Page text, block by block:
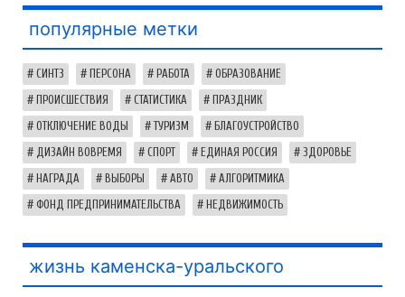
популярные метки
СИНТЗ ПЕРСОНА РАБОТА ОБРАЗОВАНИЕ
ПРОИСШЕСТВИЯ СТАТИСТИКА ПРАЗДНИК
ОТКЛЮЧЕНИЕ ВОДЫ ТУРИЗМ БЛАГОУСТРОЙСТВО
ДИЗАЙН ВОВРЕМЯ СПОРТ ЕДИНАЯ РОССИЯ ЗДОРОВЬЕ
НАГРАДА ВЫБОРЫ АВТО АЛГОРИТМИКА
ФОНД ПРЕДПРИНИМАТЕЛЬСТВА НЕДВИЖИМОСТЬ
жизнь каменска-уральского